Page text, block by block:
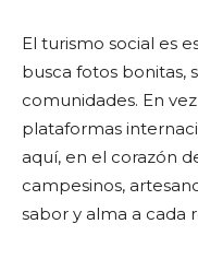
El turismo social es
busca fotos bonitas,
comunidades. En
plataformas
aquí, en el corazón
campesinos,
sabor y alma a cada